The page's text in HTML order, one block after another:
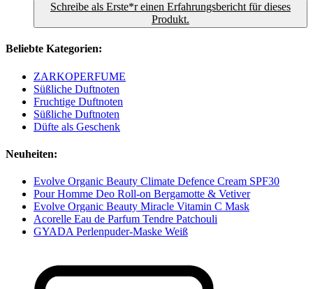
Schreibe als Erste*r einen Erfahrungsbericht für dieses
Produkt.
Beliebte Kategorien:
ZARKOPERFUME
Süßliche Duftnoten
Fruchtige Duftnoten
Süßliche Duftnoten
Düfte als Geschenk
Neuheiten:
Evolve Organic Beauty Climate Defence Cream SPF30
Pour Homme Deo Roll-on Bergamotte & Vetiver
Evolve Organic Beauty Miracle Vitamin C Mask
Acorelle Eau de Parfum Tendre Patchouli
GYADA Perlenpuder-Maske Weiß